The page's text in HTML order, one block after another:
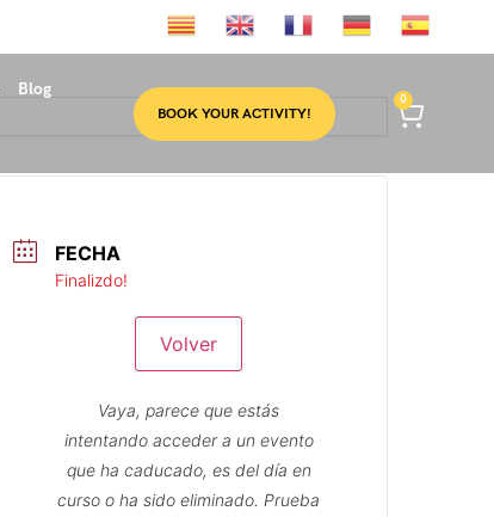
Blog
BOOK YOUR ACTIVITY!
0
FECHA
Finalizdo!
Volver
Vaya, parece que estás
intentando acceder a un evento
que ha caducado, es del día en
curso o ha sido eliminado. Prueba